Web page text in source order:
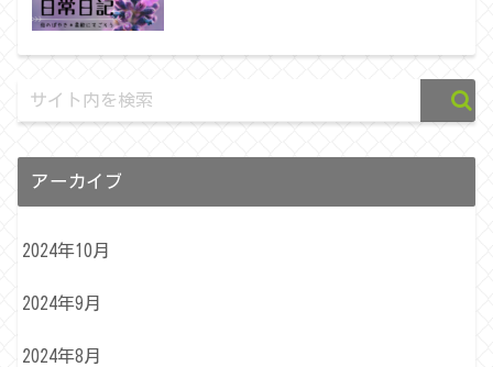
アーカイブ
2024年10月
2024年9月
2024年8月